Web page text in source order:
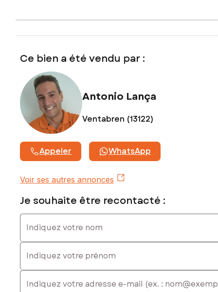
Ce bien a été vendu par :
Antonio Lança
Ventabren (13122)
Appeler WhatsApp
Voir ses autres annonces
Je souhaite être recontacté :
Indiquez votre nom
Indiquez votre prénom
E-mail